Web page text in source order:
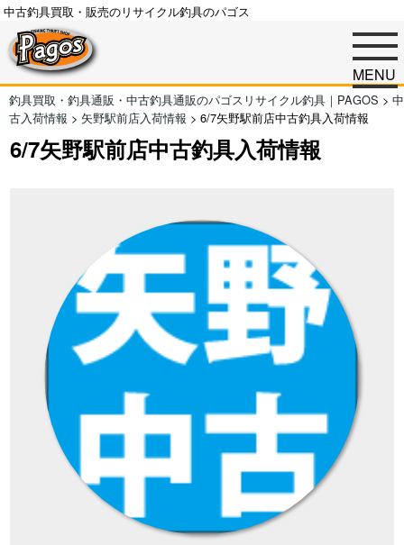
中古釣具買取・販売のリサイクル釣具のパゴス
MENU
釣具買取・釣具通販・中古釣具通販のパゴスリサイクル釣具｜PAGOS > 中
古入荷情報 > 矢野駅前店入荷情報 > 6/7矢野駅前店中古釣具入荷情報
6/7矢野駅前店中古釣具入荷情報